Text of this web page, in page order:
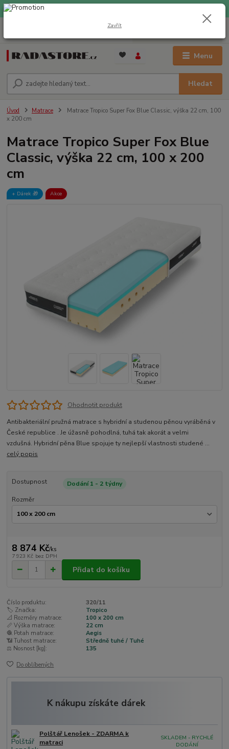
EXPRESNÍ DOPRAVA ZDARMA při nákupu nad 1000 Kč
Menu
Hledat
Úvod Matrace
Matrace Tropico Super Fox Blue Classic, výška 22 cm, 100
x 200 cm
Matrace Tropico Super Fox Blue
Classic, výška 22 cm, 100 x 200
cm
+ Dárek️ 🎁 Akce
Ohodnotit produkt
Antibakteriální pružná matrace s hybridní a studenou pěnou vyráběná v
České republice . Je úžasně pohodlná, tuhá tak akorát a velmi
vzdušná. Hybridní pěna Blue spojuje ty nejlepší vlastnosti studené ...
celý popis
Dostupnost
Dodání 1 - 2 týdny
Rozměr
8 874 Kč/ks
7 923 Kč bez DPH
Přidat do košíku
Číslo produktu:
320/11
🏷️ Značka:
Tropico
📐 Rozměry matrace:
100 x 200 cm
📏 Výška matrace:
22 cm
🧶 Potah matrace:
Aegis
📶 Tuhost matrace:
Středně tuhé / Tuhé
⚖️ Nosnost [kg]:
135
Do oblíbených
K nákupu získáte dárek
Polštář Lenošek - ZDARMA k
matraci
SKLADEM - RYCHLÉ
DODÁNÍ
Zavřít